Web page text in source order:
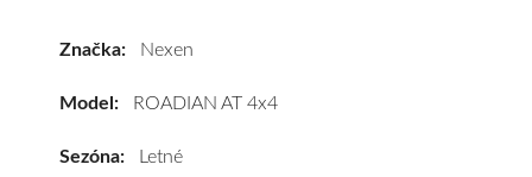
Značka: Nexen
Model: ROADIAN AT 4x4
Sezóna: Letné